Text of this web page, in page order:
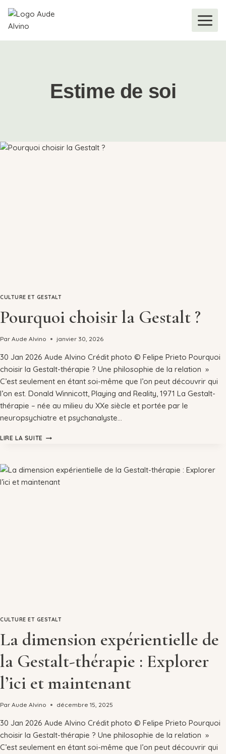
Estime de soi
CULTURE ET GESTALT
Pourquoi choisir la Gestalt ?
Par Aude Alvino janvier 30, 2026
30 Jan 2026 Aude Alvino Crédit photo © Felipe Prieto Pourquoi
choisir la Gestalt-thérapie ? Une philosophie de la relation »
C’est seulement en étant soi-même que l’on peut découvrir qui
l’on est. Donald Winnicott, Playing and Reality, 1971 La Gestalt-
thérapie – née au milieu du XXe siècle et portée par le
neuropsychiatre et psychanalyste…
LIRE LA SUITE
CULTURE ET GESTALT
La dimension expérientielle de
la Gestalt-thérapie : Explorer
l’ici et maintenant
Par Aude Alvino décembre 15, 2025
30 Jan 2026 Aude Alvino Crédit photo © Felipe Prieto Pourquoi
choisir la Gestalt-thérapie ? Une philosophie de la relation »
C’est seulement en étant soi-même que l’on peut découvrir qui